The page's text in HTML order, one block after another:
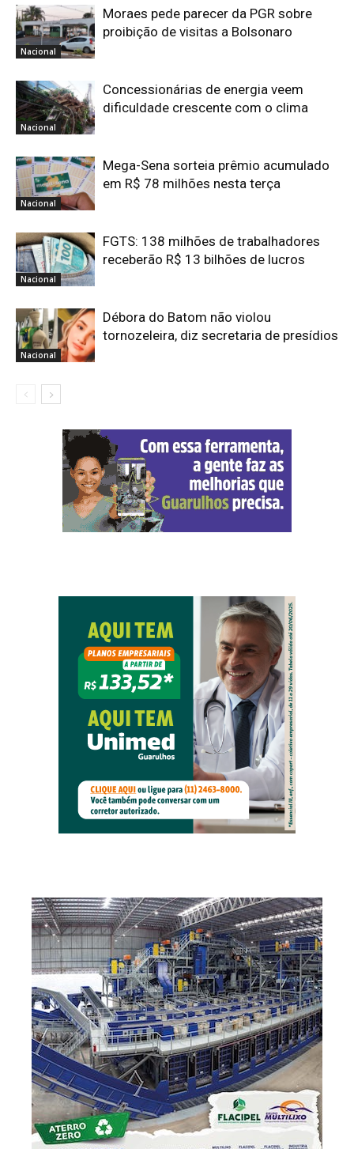
Nacional
Moraes pede parecer da PGR sobre
proibição de visitas a Bolsonaro
Nacional
Concessionárias de energia veem
dificuldade crescente com o clima
Nacional
Mega-Sena sorteia prêmio acumulado
em R$ 78 milhões nesta terça
Nacional
FGTS: 138 milhões de trabalhadores
receberão R$ 13 bilhões de lucros
Nacional
Débora do Batom não violou
tornozeleira, diz secretaria de presídios